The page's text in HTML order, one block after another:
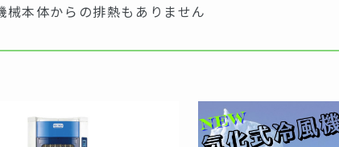
械本体からの排熱もありません